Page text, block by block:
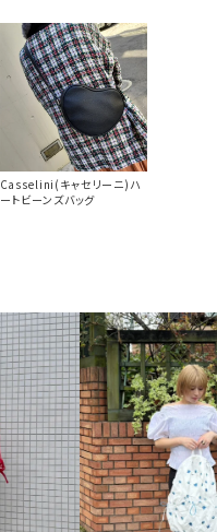
Casselini(キャセリーニ)ハ
ートビーンズバッグ